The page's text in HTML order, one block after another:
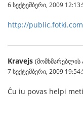
6 სექტემბერი, 2009
http://
Kravejs
7 სექტემბერი, 2009
Ĉu iu povas helpi